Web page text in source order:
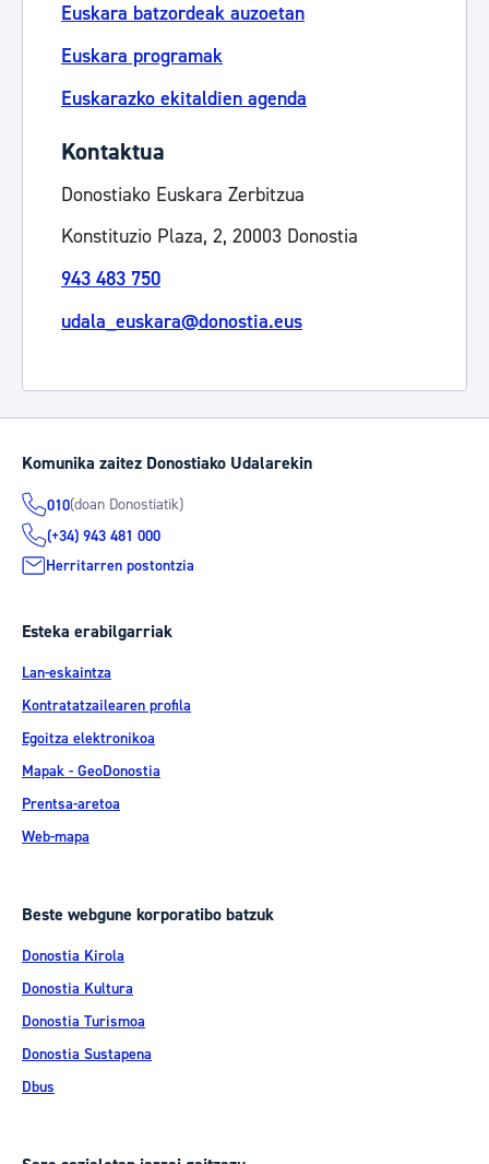
Euskara batzordeak auzoetan
Euskara programak
Euskarazko ekitaldien agenda
Kontaktua
Donostiako Euskara Zerbitzua
Konstituzio Plaza, 2, 20003 Donostia
943 483 750
udala_euskara@donostia.eus
Komunika zaitez Donostiako Udalarekin
010(doan Donostiatik)
(+34) 943 481 000
Herritarren postontzia
Esteka erabilgarriak
Lan-eskaintza
Kontratatzailearen profila
Egoitza elektronikoa
Mapak - GeoDonostia
Prentsa-aretoa
Web-mapa
Beste webgune korporatibo batzuk
Donostia Kirola
Donostia Kultura
Donostia Turismoa
Donostia Sustapena
Dbus